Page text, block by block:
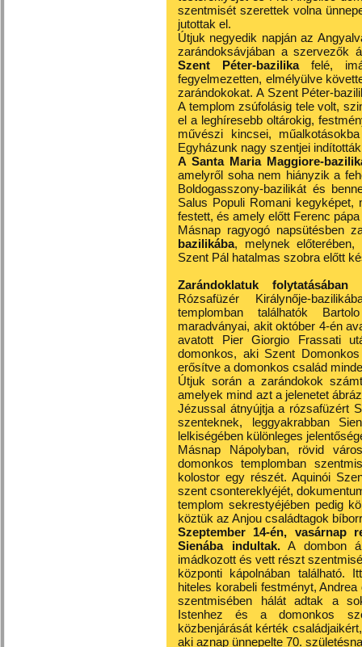
szentmisét szerettek volna
jutottak el.
Útjuk negyedik napján az
zarándoksávjában a szervezők
Szent Péter-bazilika felé,
fegyelmezetten, elmélyülve
zarándokokat. A Szent Péter-
A templom zsúfolásig tele volt,
el a leghíresebb oltárokig,
művészi kincsei,
Egyházunk nagy szentjei
A Santa Maria Maggiore-
amelyről soha nem hiányzik a
Boldogasszony-bazilikát és
Salus Populi Romani
festett, és amely előtt Ferenc
Másnap ragyogó napsütésben
bazilikába, melynek előterében,
Szent Pál hatalmas szobra előtt
Zarándoklatuk
Rózsafüzér Királynője-
templomban találhatók
maradványai, akit október 4-én
avatott Pier Giorgio Frassati
domonkos, aki Szent
erősítve a domonkos család
Útjuk során a zarándokok
amelyek mind azt a jelenetet
Jézussal átnyújtja a rózsafüzért
szenteknek, leggyakrabban
lelkiségében különleges
Másnap Nápolyban, rövid
domonkos templomban
kolostor egy részét. Aquinói
szent csontereklyéjét,
templom sekrestyéjében pedig
köztük az Anjou családtagok
Szeptember 14-én, vasárnap
Sienába indultak.A dombon
imádkozott és vett részt
központi kápolnában található.
hiteles korabeli festményt,
szentmisében hálát adtak a
Istenhez és a domonkos
közbenjárását kérték
aki aznap ünnepelte 70.